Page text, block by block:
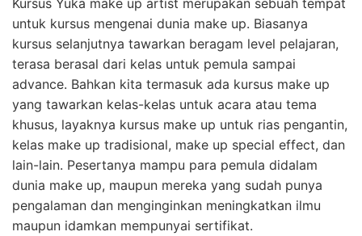
untuk kursus mengenai dunia make up. Biasanya
kursus selanjutnya tawarkan beragam level pelajaran,
terasa berasal dari kelas untuk pemula sampai
advance. Bahkan kita termasuk ada kursus make up
yang tawarkan kelas-kelas untuk acara atau tema
khusus, layaknya kursus make up untuk rias pengantin,
kelas make up tradisional, make up special effect, dan
lain-lain. Pesertanya mampu para pemula didalam
dunia make up, maupun mereka yang sudah punya
pengalaman dan menginginkan meningkatkan ilmu
maupun idamkan mempunyai sertifikat.